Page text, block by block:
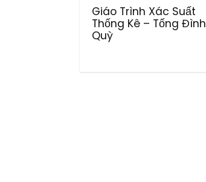
Giáo Trình Xác Suất
Thống Kê – Tống Đình
Quỳ